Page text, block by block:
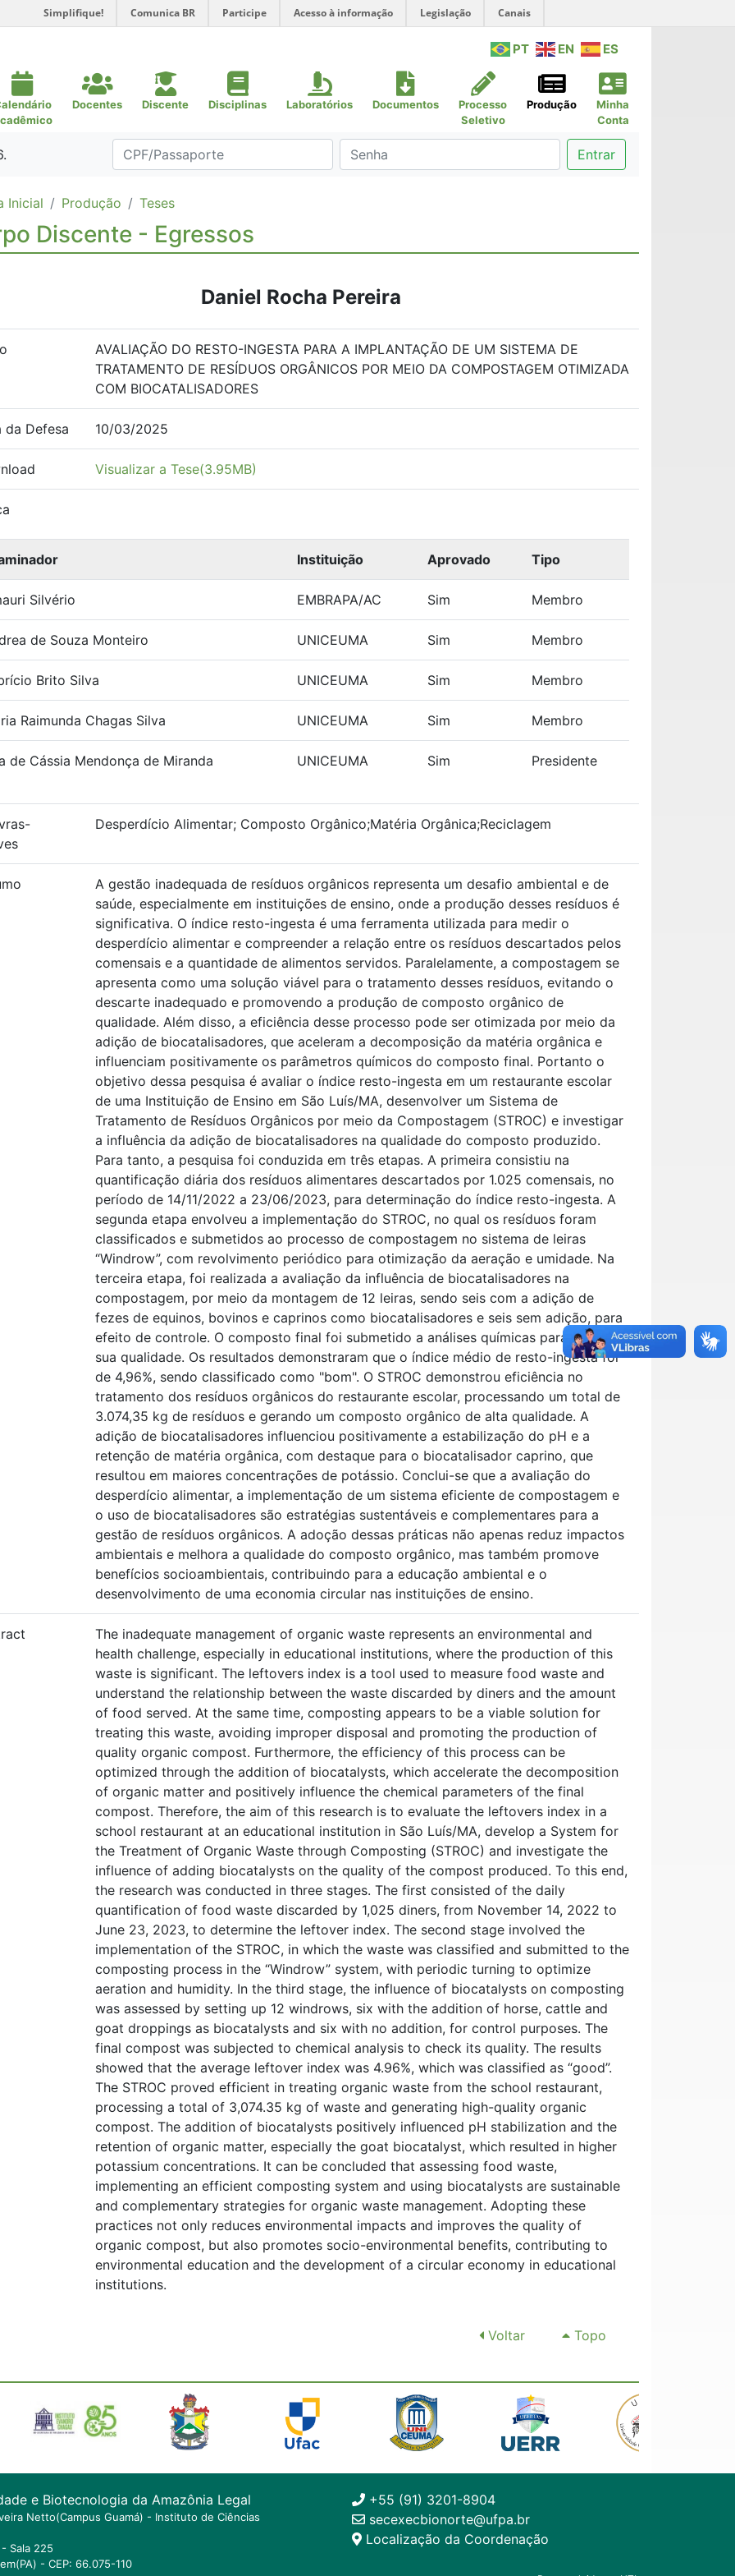
Simplifique! Comunica BR Participe Acesso à informação Legislação Canais
PT EN ES
Docentes Discente Disciplinas Laboratórios Documentos
Processo
Seletivo
Produção
Minha
Conta
Entrar
Inicial Produção Teses
Discente - Egressos
Daniel Rocha Pereira
AVALIAÇÃO DO RESTO-INGESTA PARA A IMPLANTAÇÃO DE UM SISTEMA DE
TRATAMENTO DE RESÍDUOS ORGÂNICOS POR MEIO DA COMPOSTAGEM OTIMIZADA
COM BIOCATALISADORES
da Defesa 10/03/2025
Visualizar a Tese(3.95MB)
Instituição Aprovado Tipo
Silvério EMBRAPA/AC Sim Membro
de Souza Monteiro UNICEUMA Sim Membro
Brito Silva UNICEUMA Sim Membro
Raimunda Chagas Silva UNICEUMA Sim Membro
de Cássia Mendonça de Miranda UNICEUMA Sim Presidente
Desperdício Alimentar; Composto Orgânico;Matéria Orgânica;Reciclagem
A gestão inadequada de resíduos orgânicos representa um desafio ambiental e de
saúde, especialmente em instituições de ensino, onde a produção desses resíduos é
significativa. O índice resto-ingesta é uma ferramenta utilizada para medir o
desperdício alimentar e compreender a relação entre os resíduos descartados pelos
comensais e a quantidade de alimentos servidos. Paralelamente, a compostagem se
apresenta como uma solução viável para o tratamento desses resíduos, evitando o
descarte inadequado e promovendo a produção de composto orgânico de
qualidade. Além disso, a eficiência desse processo pode ser otimizada por meio da
adição de biocatalisadores, que aceleram a decomposição da matéria orgânica e
influenciam positivamente os parâmetros químicos do composto final. Portanto o
objetivo dessa pesquisa é avaliar o índice resto-ingesta em um restaurante escolar
de uma Instituição de Ensino em São Luís/MA, desenvolver um Sistema de
Tratamento de Resíduos Orgânicos por meio da Compostagem (STROC) e investigar
a influência da adição de biocatalisadores na qualidade do composto produzido.
Para tanto, a pesquisa foi conduzida em três etapas. A primeira consistiu na
quantificação diária dos resíduos alimentares descartados por 1.025 comensais, no
período de 14/11/2022 a 23/06/2023, para determinação do índice resto-ingesta. A
segunda etapa envolveu a implementação do STROC, no qual os resíduos foram
classificados e submetidos ao processo de compostagem no sistema de leiras
“Windrow”, com revolvimento periódico para otimização da aeração e umidade. Na
terceira etapa, foi realizada a avaliação da influência de biocatalisadores na
compostagem, por meio da montagem de 12 leiras, sendo seis com a adição de
fezes de equinos, bovinos e caprinos como biocatalisadores e seis sem adição, para
efeito de controle. O composto final foi submetido a análises químicas para verificar
sua qualidade. Os resultados demonstraram que o índice médio de resto-ingesta foi
de 4,96%, sendo classificado como "bom". O STROC demonstrou eficiência no
tratamento dos resíduos orgânicos do restaurante escolar, processando um total de
3.074,35 kg de resíduos e gerando um composto orgânico de alta qualidade. A
adição de biocatalisadores influenciou positivamente a estabilização do pH e a
retenção de matéria orgânica, com destaque para o biocatalisador caprino, que
resultou em maiores concentrações de potássio. Conclui-se que a avaliação do
desperdício alimentar, a implementação de um sistema eficiente de compostagem e
o uso de biocatalisadores são estratégias sustentáveis e complementares para a
gestão de resíduos orgânicos. A adoção dessas práticas não apenas reduz impactos
ambientais e melhora a qualidade do composto orgânico, mas também promove
benefícios socioambientais, contribuindo para a educação ambiental e o
desenvolvimento de uma economia circular nas instituições de ensino.
The inadequate management of organic waste represents an environmental and
health challenge, especially in educational institutions, where the production of this
waste is significant. The leftovers index is a tool used to measure food waste and
understand the relationship between the waste discarded by diners and the amount
of food served. At the same time, composting appears to be a viable solution for
treating this waste, avoiding improper disposal and promoting the production of
quality organic compost. Furthermore, the efficiency of this process can be
optimized through the addition of biocatalysts, which accelerate the decomposition
of organic matter and positively influence the chemical parameters of the final
compost. Therefore, the aim of this research is to evaluate the leftovers index in a
school restaurant at an educational institution in São Luís/MA, develop a System for
the Treatment of Organic Waste through Composting (STROC) and investigate the
influence of adding biocatalysts on the quality of the compost produced. To this end,
the research was conducted in three stages. The first consisted of the daily
quantification of food waste discarded by 1,025 diners, from November 14, 2022 to
June 23, 2023, to determine the leftover index. The second stage involved the
implementation of the STROC, in which the waste was classified and submitted to the
composting process in the “Windrow” system, with periodic turning to optimize
aeration and humidity. In the third stage, the influence of biocatalysts on composting
was assessed by setting up 12 windrows, six with the addition of horse, cattle and
goat droppings as biocatalysts and six with no addition, for control purposes. The
final compost was subjected to chemical analysis to check its quality. The results
showed that the average leftover index was 4.96%, which was classified as “good”.
The STROC proved efficient in treating organic waste from the school restaurant,
processing a total of 3,074.35 kg of waste and generating high-quality organic
compost. The addition of biocatalysts positively influenced pH stabilization and the
retention of organic matter, especially the goat biocatalyst, which resulted in higher
potassium concentrations. It can be concluded that assessing food waste,
implementing an efficient composting system and using biocatalysts are sustainable
and complementary strategies for organic waste management. Adopting these
practices not only reduces environmental impacts and improves the quality of
organic compost, but also promotes socio-environmental benefits, contributing to
environmental education and the development of a circular economy in educational
institutions.
Voltar Topo
e Biotecnologia da Amazônia Legal
Netto(Campus Guamá) - Instituto de Ciências
Sala 225
- CEP: 66.075-110
+55 (91) 3201-8904
secexecbionorte@ufpa.br
Localização da Coordenação